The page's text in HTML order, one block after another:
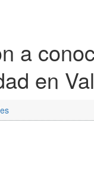
a
en